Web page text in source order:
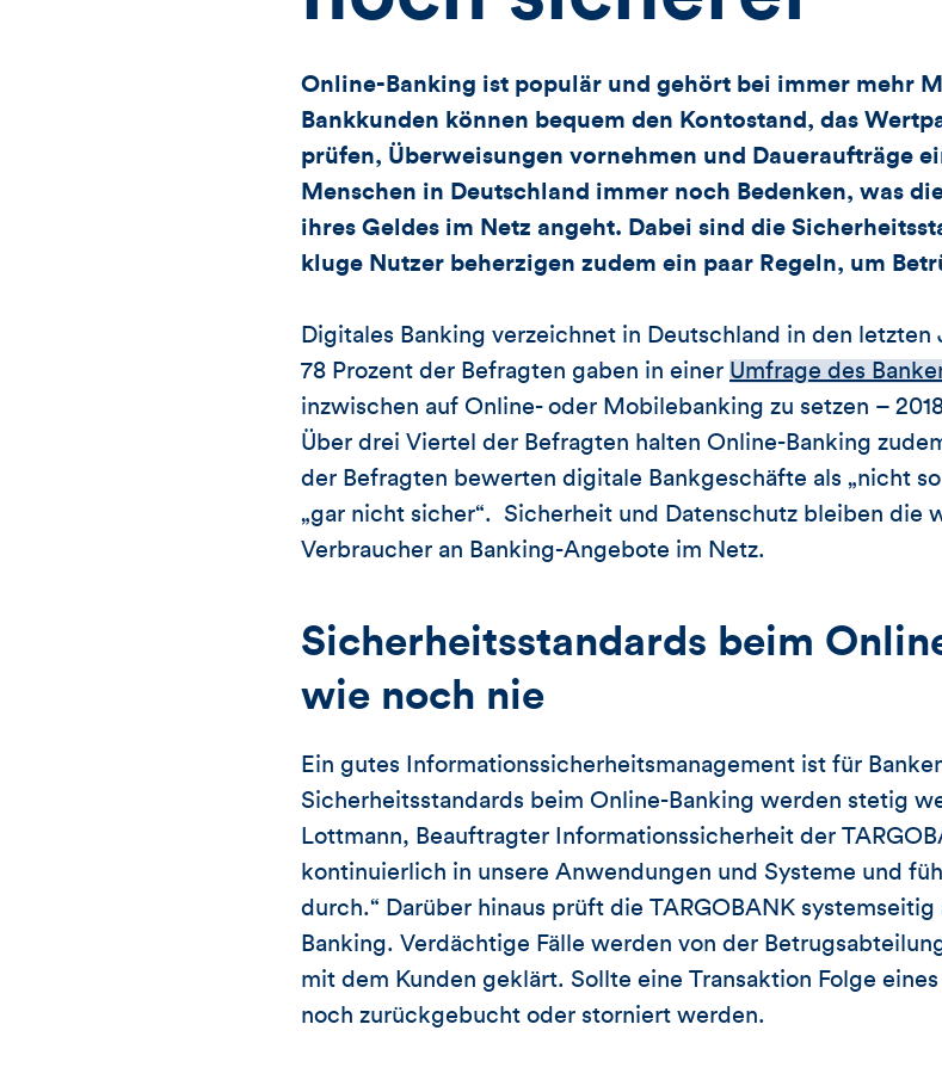
Online-Banking ist populär und gehört bei immer mehr
Bankkunden können bequem den Kontostand, das
prüfen, Überweisungen vornehmen und Daueraufträge
Menschen in Deutschland immer noch Bedenken, was
ihres Geldes im Netz angeht. Dabei sind die
kluge Nutzer beherzigen zudem ein paar Regeln, um
Digitales Banking verzeichnet in Deutschland in den
78 Prozent der Befragten gaben in einer Umfrage des
inzwischen auf Online- oder Mobilebanking zu setzen –
Über drei Viertel der Befragten halten Online-Banking
der Befragten bewerten digitale Bankgeschäfte als „nicht
„gar nicht sicher“. Sicherheit und Datenschutz bleiben die
Verbraucher an Banking-Angebote im Netz.
Sicherheitsstandards beim
wie noch nie
Ein gutes Informationssicherheitsmanagement ist für
Sicherheitsstandards beim Online-Banking werden stetig
Lottmann, Beauftragter Informationssicherheit der
kontinuierlich in unsere Anwendungen und Systeme und
durch.“ Darüber hinaus prüft die TARGOBANK
Banking. Verdächtige Fälle werden von der
mit dem Kunden geklärt. Sollte eine Transaktion Folge
noch zurückgebucht oder storniert werden.